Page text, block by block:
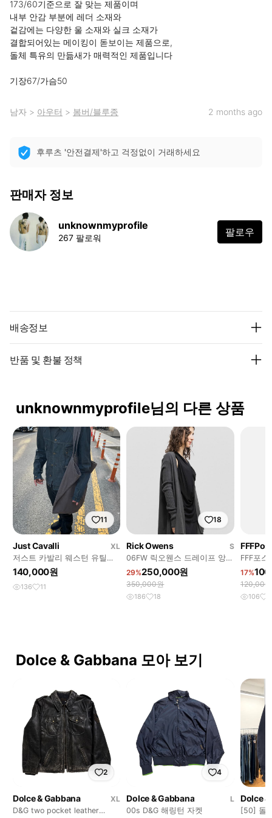
173/60기준으로 잘 맞는 제품이며
내부 안감 부분에 레더 소재와
겉감에는 다양한 울 소재와 실크 소재가
결합되어있는 메이킹이 돋보이는 제품으로,
돌체 특유의 만듦새가 매력적인 제품입니다
기장67/가슴50
남자 > 아우터 > 봄버/블루종 2 months ago
후루츠 '안전결제'하고 걱정없이 거래하세요
판매자 정보
unknownmyprofile
267 팔로워 팔로우
배송정보
반품 및 환불 정책
unknownmyprofile님의 다른 상품
11
Just Cavalli
XL
저스트 카발리 웨스턴 유틸리
티 포켓 트러커 자켓
140,000원
136 11
18
Rick Owens
S
06FW 릭오웬스 드레이프 앙고
라 가디건
29%250,000원
350,000원
186 18
FFF포
팬츠
17%
120,000
106
Dolce & Gabbana 모아 보기
2
Dolce & Gabbana
XL
D&G two pocket leather
4
Dolce & Gabbana
L
00s D&G 해링턴 자켓
Dolce
[50] 돌